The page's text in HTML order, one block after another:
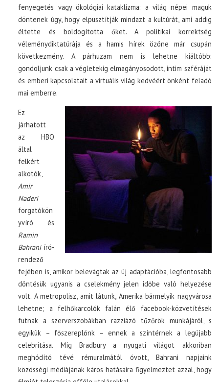
fenyegetés vagy ökológiai kataklizma: a világ népei maguk
döntenek úgy, hogy elpusztítják mindazt a kultúrát, ami addig
éltette és boldogította őket. A politikai korrektség
véleménydiktatúrája és a hamis hírek özöne már csupán
következmény. A párhuzam nem is lehetne kiáltóbb:
gondoljunk csak a végletekig elmagányosodott, intim szféráját
és emberi kapcsolatait a virtuális világ kedvéért önként feladó
mai emberre.
Ez
járhatott
az HBO
által
felkért
alkotók,
Amir
Naderi
forgatókön
yvíró és
Ramin
Bahraniíró-
rendező
fejében is, amikor belevágtak az új adaptációba, legfontosabb
döntésük ugyanis a cselekmény jelen időbe való helyezése
volt. A metropolisz, amit látunk, Amerika bármelyik nagyvárosa
lehetne; a felhőkarcolók falán élő facebook-közvetítések
futnak a szerverszobákban razziázó tűzőrök munkájáról, s
egyikük – főszereplőnk – ennek a színtérnek a legújabb
celebritása. Míg Bradbury a nyugati világot akkoriban
meghódító tévé rémuralmától óvott, Bahrani napjaink
közösségi médiájának káros hatásaira figyelmeztet azzal, hogy